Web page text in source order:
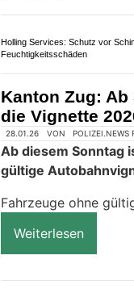
Holling Services: Schutz vor
Feuchtigkeitsschäden
Kanton Zug:
28.01.26 VON POLIZEI.NEWS
gültige